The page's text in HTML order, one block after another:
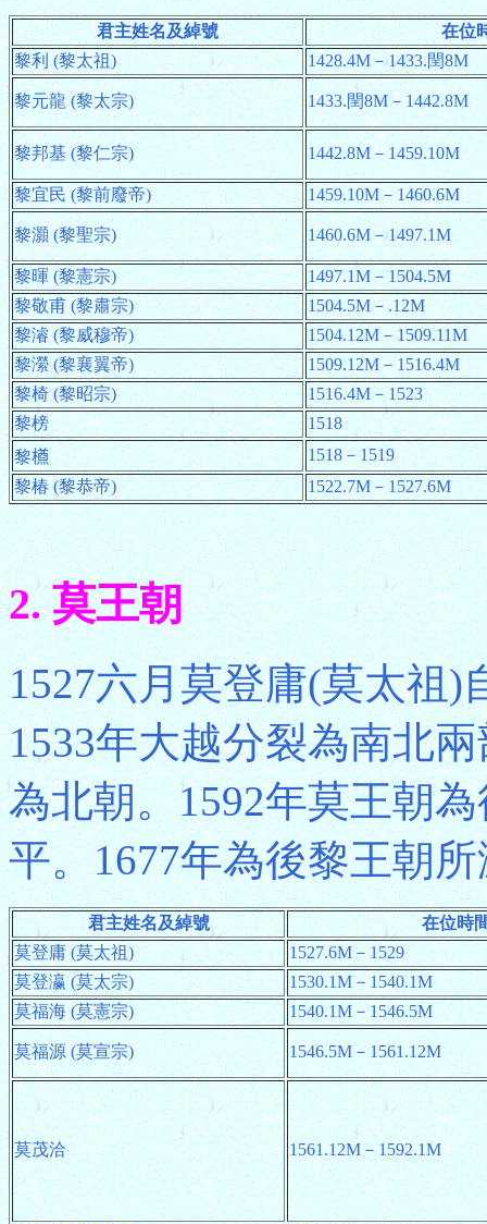
君主姓名及綽號
在位
黎利 (黎太祖)
1428.4M－1433.閏8M
黎元龍 (黎太宗) 1433.閏8M－1442.8M
黎邦基 (黎仁宗) 1442.8M－1459.10M
黎宜民 (黎前廢帝) 1459.10M－1460.6M
黎灝 (黎聖宗) 1460.6M－1497.1M
黎暉 (黎憲宗)
1497.1M－1504.5M
黎敬甫 (黎肅宗)
1504.5M－.12M
黎濬 (黎威穆帝)
1504.12M－1509.11M
黎瀠 (黎襄翼帝)
1509.12M－1516.4M
黎椅 (黎昭宗)
1516.4M－1523
黎榜
1518
黎𣜃
1518－1519
黎椿 (黎恭帝)
1522.7M－1527.6M
2. 莫王朝
1527六月莫登庸(莫太祖)
1533年大越分裂為南北
為北朝。1592年莫王朝
平。1677年為後黎王朝
君主姓名及綽號
在位時
莫登庸 (莫太祖)
1527.6M－1529
莫登瀛 (莫太宗)
1530.1M－1540.1M
莫福海 (莫憲宗)
1540.1M－1546.5M
莫福源 (莫宣宗) 1546.5M－1561.12M
莫茂洽 1561.12M－1592.1M